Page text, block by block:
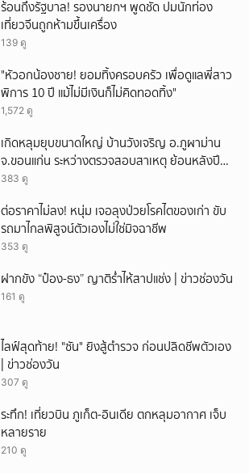
ร้อนถึงรัฐบาล! รองนายกฯ พูดชัด ปมนักท่อง
เที่ยวจีนถูกห้ามขึ้นเครื่อง
139 ดู
"หัวอกน้องชาย! ยอมทิ้งครอบครัว เพื่อดูแลพี่สาว
พิการ 10 ปี แม้ไม่มีเงินก็ไม่คิดทอดทิ้ง"
1,572 ดู
เกิดหลุมยุบขนาดใหญ่ บ้านวังเจริญ อ.ภูผาม่าน
จ.ขอนแก่น ระหว่างตรวจสอบสาเหตุ ย้อนหลังปี
2568 พบเคยพบหลุมยุบมาแล้วครั้งหนึ่ง
383 ดู
ต่อราคาไม่ลง! หนุ่ม เจอลุงป่วยโรคไตของเก่า ขับ
รถมาไกลพิสูจน์ตัวเองไม่ใช่มิจฉาชีพ
353 ดู
ฝากขัง “ป๋อง-ธง” ญาติร่ำไห้สาปแช่ง | ข่าวช่องวัน
161 ดู
ไลฟ์สุดท้าย! "ซัน" ยิงสู้ตำรวจ ก่อนปลิดชีพตัวเอง
| ข่าวช่องวัน
307 ดู
ระทึก! เที่ยวบิน ภูเก็ต-อินเดีย ตกหลุมอากาศ เจ็บ
หลายราย
210 ดู